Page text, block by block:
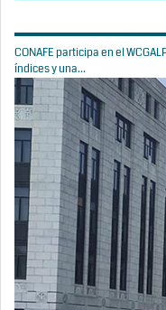
CONAFE participa en el
índices y una...